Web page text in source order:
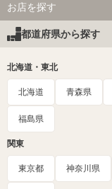
お店を探す
都道府県から探す
北海道・東北
北海道 青森県
福島県
関東
東京都 神奈川県